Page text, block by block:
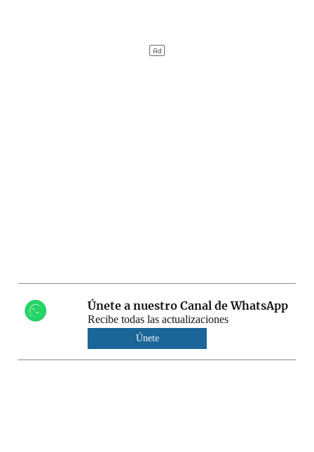
Únete a nuestro Canal de WhatsApp
Recibe todas las actualizaciones
Únete